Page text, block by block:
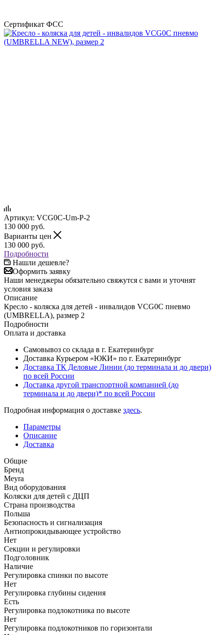
Сертификат ФСС
Артикул: VCG0C-Um-P-2
130 000 руб.
Варианты цен
130 000 руб.
Подробности
Нашли дешевле?
Оформить заявку
Наши менеджеры обязательно свяжутся с вами и уточнят
условия заказа
Описание
Кресло - коляска для детей - инвалидов VCG0C пневмо
(UMBRELLA), размер 2
Подробности
Оплата и доставка
Самовывоз со склада в г. Екатеринбург
Доставка Курьером «ЮКИ» по г. Екатеринбург
Доставка ТК Деловые Линии (до терминала и до двери)
по всей России
Доставка другой транспортной компанией (до
терминала и до двери)* по всей России
Подробная информация о доставке здесь.
Параметры
Описание
Доставка
Общие
Бренд
Meyra
Вид оборудования
Коляски для детей с ДЦП
Страна производства
Польша
Безопасность и сигнализация
Антиопрокидывающее устройство
Нет
Секции и регулировки
Подголовник
Наличие
Регулировка спинки по высоте
Нет
Регулировка глубины сидения
Есть
Регулировка подлокотника по высоте
Нет
Регулировка подлокотников по горизонтали